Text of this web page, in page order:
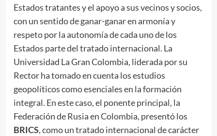
Estados tratantes y el apoyo a sus vecinos y socios,
con un sentido de ganar-ganar en armonía y
respeto por la autonomía de cada uno de los
Estados parte del tratado internacional. La
Universidad La Gran Colombia, liderada por su
Rector ha tomado en cuenta los estudios
geopolíticos como esenciales en la formación
integral. En este caso, el ponente principal, la
Federación de Rusia en Colombia, presentó los
BRICS, como un tratado internacional de carácter